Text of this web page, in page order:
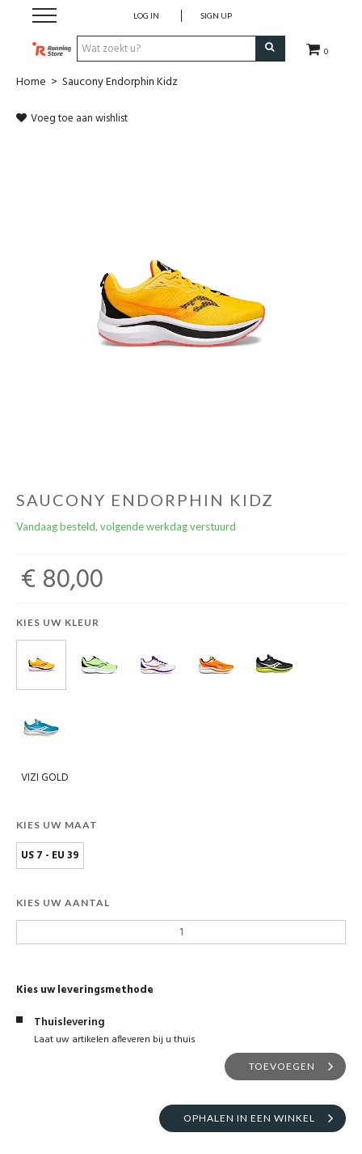
0
LOG IN SIGN UP
SALE
Home > Saucony Endorphin Kidz
Voeg toe aan wishlist
SAUCONY ENDORPHIN KIDZ
Vandaag besteld, volgende werkdag verstuurd
€ 80,00
KIES UW KLEUR
VIZI GOLD
KIES UW MAAT
US 7 - EU 39
KIES UW AANTAL
Kies uw leveringsmethode
Thuislevering
Laat uw artikelen afleveren bij u thuis
TOEVOEGEN
OPHALEN IN EEN WINKEL